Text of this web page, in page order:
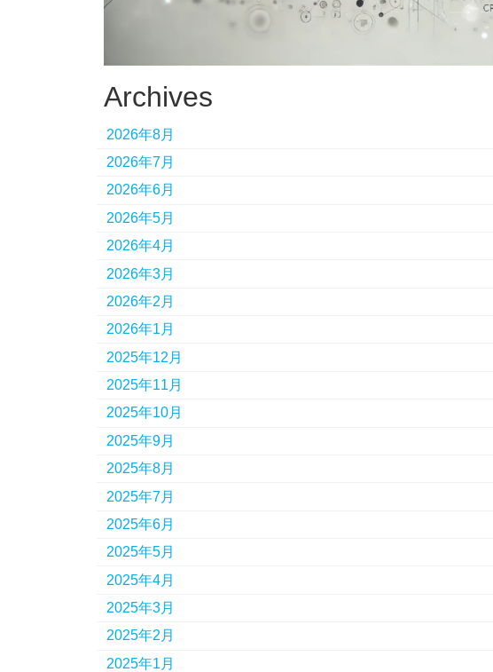
Archives
2026年8月
2026年7月
2026年6月
2026年5月
2026年4月
2026年3月
2026年2月
2026年1月
2025年12月
2025年11月
2025年10月
2025年9月
2025年8月
2025年7月
2025年6月
2025年5月
2025年4月
2025年3月
2025年2月
2025年1月